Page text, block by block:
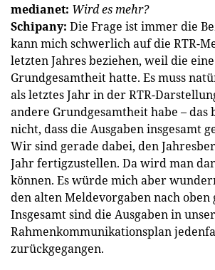
medianet: Wird es mehr?
Schipany: Die Frage ist immer die
kann mich schwerlich auf die RTR-
letzten Jahres beziehen, weil die
Grundgesamtheit hatte. Es muss
als letztes Jahr in der RTR-
andere Grundgesamtheit habe – das
nicht, dass die Ausgaben insgesamt
Wir sind gerade dabei, den
Jahr fertigzustellen. Da wird man
können. Es würde mich aber
den alten Meldevorgaben nach oben
Insgesamt sind die Ausgaben in
Rahmenkommunikationsplan
zurückgegangen.